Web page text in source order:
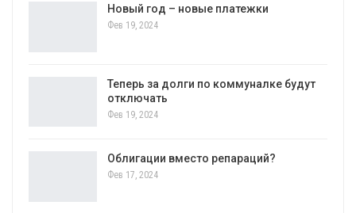
Новый год – новые платежки
Фев 19, 2024
Теперь за долги по коммуналке будут
отключать
Фев 19, 2024
Облигации вместо репараций?
Фев 17, 2024